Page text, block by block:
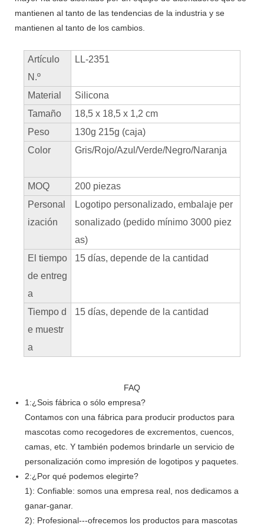
mantienen al tanto de las tendencias de la industria y se
mantienen al tanto de los cambios.
Artículo
N.º
LL-2351
Material
Silicona
Tamaño
18,5 x 18,5 x 1,2 cm
Peso
130g 215g (caja)
Color
Gris/Rojo/Azul/Verde/Negro/Naranja
MOQ
200 piezas
Personal
ización
Logotipo personalizado, embalaje per
sonalizado (pedido mínimo 3000 piez
as)
El tiempo
de entreg
a
15 días, depende de la cantidad
Tiempo d
e muestr
a
15 días, depende de la cantidad
FAQ
1:¿Sois fábrica o sólo empresa?
Contamos con una fábrica para producir productos para
mascotas como recogedores de excrementos, cuencos,
camas, etc. Y también podemos brindarle un servicio de
personalización como impresión de logotipos y paquetes.
2:¿Por qué podemos elegirte?
1): Confiable: somos una empresa real, nos dedicamos a
ganar-ganar.
2): Profesional---ofrecemos los productos para mascotas